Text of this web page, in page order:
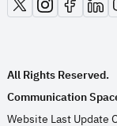
opens in new window
opens in new
opens in
All Rights Reserved.
Communication
Website Last Update